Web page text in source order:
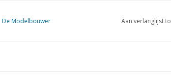
212
Wie als kind met het spoortje heeft gespeeld.
De Modelbouwer Aan verlanglijst